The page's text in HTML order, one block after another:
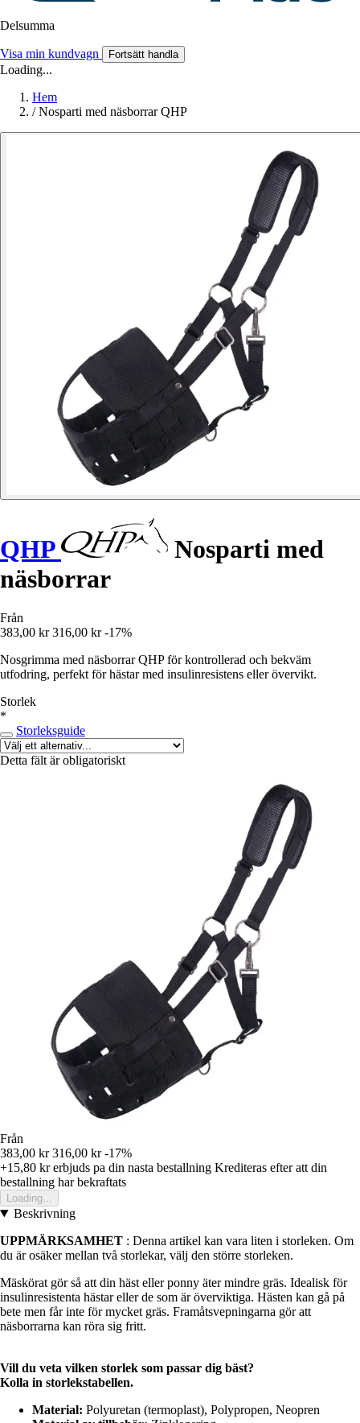
Delsumma
Visa min kundvagn Fortsätt handla
Loading...
Hem
/ Nosparti med näsborrar QHP
QHP
Nosparti med
näsborrar
Från
383,00 kr 316,00 kr -17%
Nosgrimma med näsborrar QHP för kontrollerad och bekväm
utfodring, perfekt för hästar med insulinresistens eller övervikt.
Storlek
*
Storleksguide
Detta fält är obligatoriskt
Från
383,00 kr 316,00 kr -17%
+15,80 krerbjuds pa din nasta bestallning Krediteras efter att din
bestallning har bekraftats
Loading...
Beskrivning
UPPMÄRKSAMHET : Denna artikel kan vara liten i storleken. Om
du är osäker mellan två storlekar, välj den större storleken.
Mäskörat gör så att din häst eller ponny äter mindre gräs. Idealisk för
insulinresistenta hästar eller de som är överviktiga. Hästen kan gå på
bete men får inte för mycket gräs. Framåtsvepningarna gör att
näsborrarna kan röra sig fritt.
Vill du veta vilken storlek som passar dig bäst?
Kolla in storlekstabellen.
Material: Polyuretan (termoplast), Polypropen, Neopren